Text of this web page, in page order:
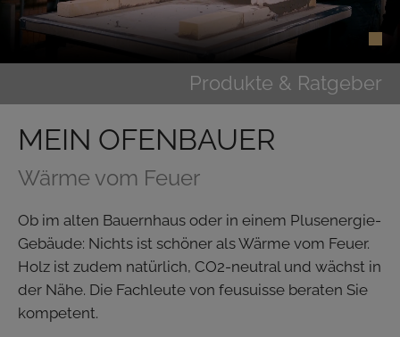
Produkte & Ratgeber
MEIN OFENBAUER
Wärme vom Feuer
Ob im alten Bauernhaus oder in einem Plusenergie-
Gebäude: Nichts ist schöner als Wärme vom Feuer.
Holz ist zudem natürlich, CO2-neutral und wächst in
der Nähe. Die Fachleute von feusuisse beraten Sie
kompetent.